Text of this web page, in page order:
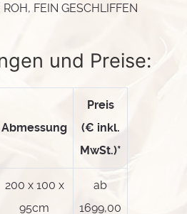
FEIN GESCHLIFFEN
und Preise:
Abmessung
Preis
(€ inkl.
MwSt.)*
200 x 100 x
95cm
ab
1699,00